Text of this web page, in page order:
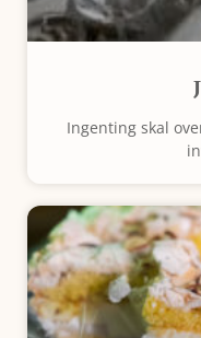
Ingenting skal